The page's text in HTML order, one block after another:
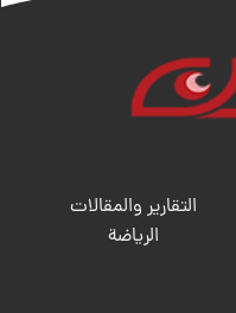
التقارير والمقالات
الریاضة